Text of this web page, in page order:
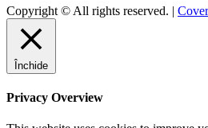
Copyright © All rights reserved. |
Închide
Privacy Overview